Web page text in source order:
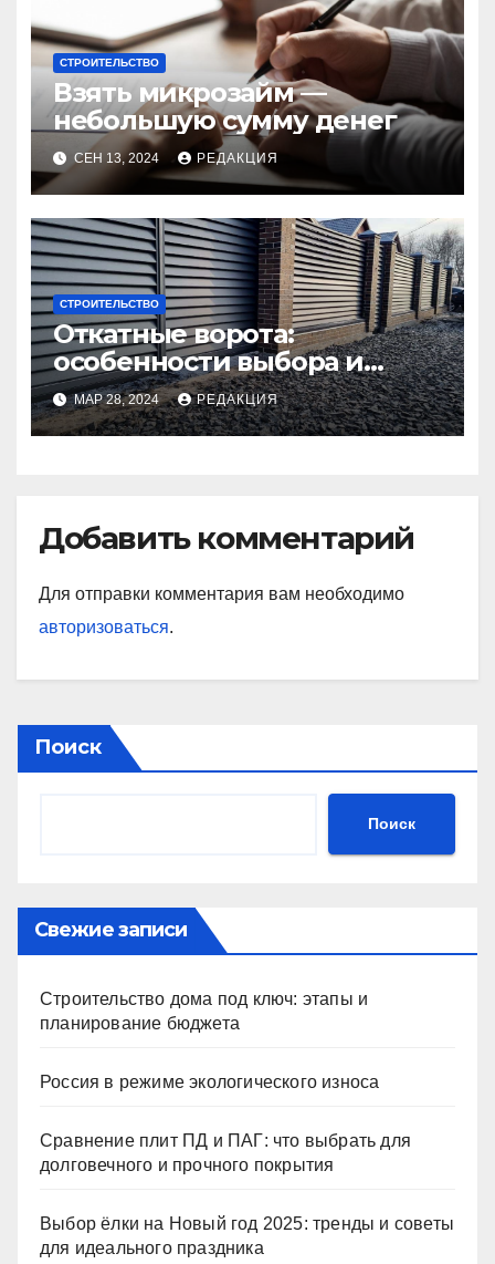
СТРОИТЕЛЬСТВО
Взять микрозайм —
небольшую сумму денег
СЕН 13, 2024 РЕДАКЦИЯ
СТРОИТЕЛЬСТВО
Откатные ворота:
особенности выбора и
установки
МАР 28, 2024 РЕДАКЦИЯ
Добавить комментарий
Для отправки комментария вам необходимо
авторизоваться.
Поиск
Поиск
Свежие записи
Строительство дома под ключ: этапы и
планирование бюджета
Россия в режиме экологического износа
Сравнение плит ПД и ПАГ: что выбрать для
долговечного и прочного покрытия
Выбор ёлки на Новый год 2025: тренды и советы
для идеального праздника